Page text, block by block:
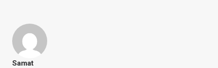
Samat